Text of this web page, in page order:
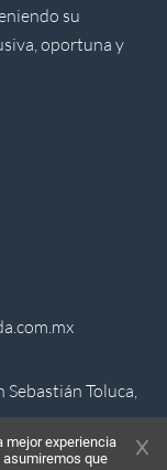
su
oportuna y
Sebastián Toluca,
mejor experiencia
que